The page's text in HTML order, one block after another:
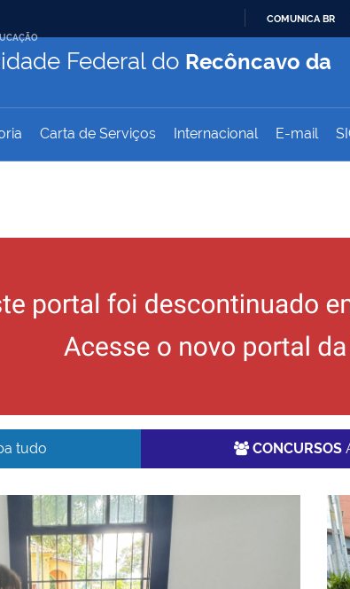
PARA
COMUNICA BR
Federal do Recôncavo da
Carta de Serviços Internacional E-mail
tudo CONCURSOS